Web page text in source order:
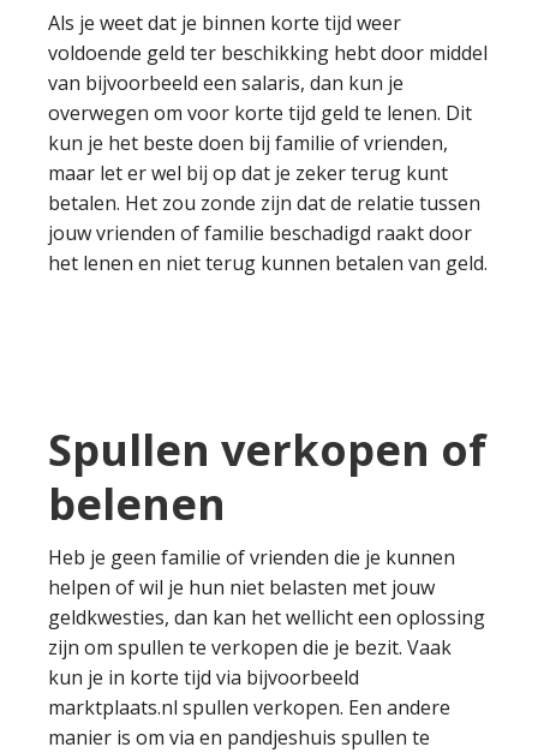
Als je weet dat je binnen korte tijd weer
voldoende geld ter beschikking hebt door middel
van bijvoorbeeld een salaris, dan kun je
overwegen om voor korte tijd geld te lenen. Dit
kun je het beste doen bij familie of vrienden,
maar let er wel bij op dat je zeker terug kunt
betalen. Het zou zonde zijn dat de relatie tussen
jouw vrienden of familie beschadigd raakt door
het lenen en niet terug kunnen betalen van geld.
Spullen verkopen of
belenen
Heb je geen familie of vrienden die je kunnen
helpen of wil je hun niet belasten met jouw
geldkwesties, dan kan het wellicht een oplossing
zijn om spullen te verkopen die je bezit. Vaak
kun je in korte tijd via bijvoorbeeld
marktplaats.nl spullen verkopen. Een andere
manier is om via en pandjeshuis spullen te